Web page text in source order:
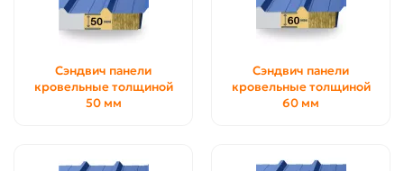
Сэндвич панели
кровельные толщиной
50 мм
Сэндвич панели
кровельные толщиной
60 мм